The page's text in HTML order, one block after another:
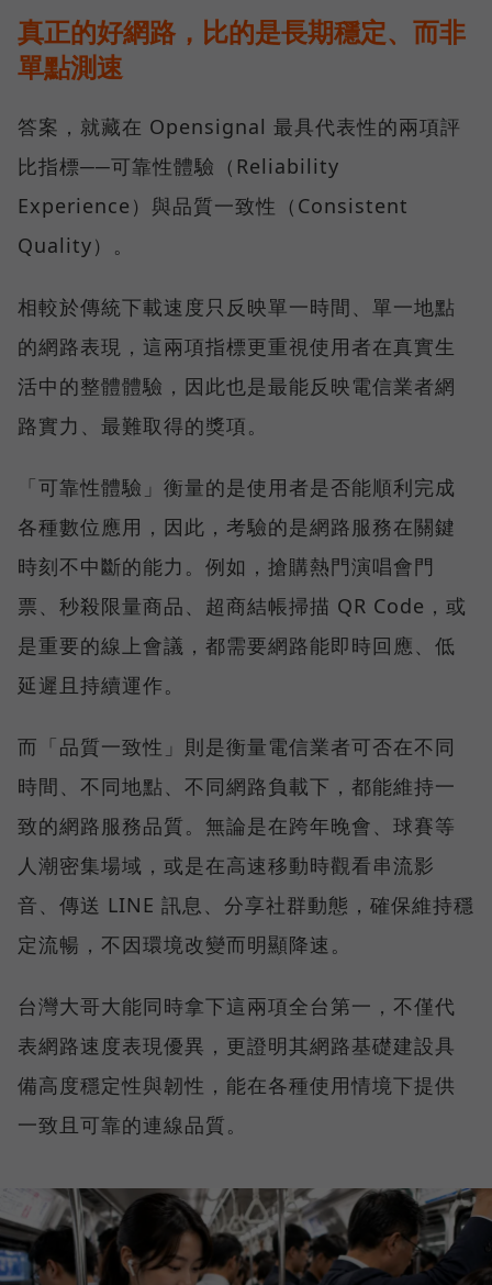
真正的好網路，比的是長期穩定、而非
單點測速
答案，就藏在 Opensignal 最具代表性的兩項評
比指標──可靠性體驗（Reliability
Experience）與品質一致性（Consistent
Quality）。
相較於傳統下載速度只反映單一時間、單一地點
的網路表現，這兩項指標更重視使用者在真實生
活中的整體體驗，因此也是最能反映電信業者網
路實力、最難取得的獎項。
「可靠性體驗」衡量的是使用者是否能順利完成
各種數位應用，因此，考驗的是網路服務在關鍵
時刻不中斷的能力。例如，搶購熱門演唱會門
票、秒殺限量商品、超商結帳掃描 QR Code，或
是重要的線上會議，都需要網路能即時回應、低
延遲且持續運作。
而「品質一致性」則是衡量電信業者可否在不同
時間、不同地點、不同網路負載下，都能維持一
致的網路服務品質。無論是在跨年晚會、球賽等
人潮密集場域，或是在高速移動時觀看串流影
音、傳送 LINE 訊息、分享社群動態，確保維持穩
定流暢，不因環境改變而明顯降速。
台灣大哥大能同時拿下這兩項全台第一，不僅代
表網路速度表現優異，更證明其網路基礎建設具
備高度穩定性與韌性，能在各種使用情境下提供
一致且可靠的連線品質。